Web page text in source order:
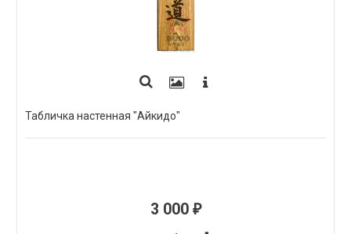
Табличка настенная "Айкидо"
3 000 ₽